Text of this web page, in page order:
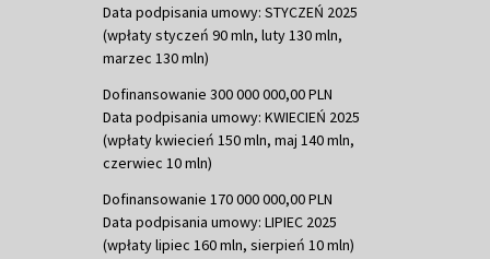
Data podpisania umowy: STYCZEŃ 2025
(wpłaty styczeń 90 mln, luty 130 mln,
marzec 130 mln)
Dofinansowanie 300 000 000,00 PLN
Data podpisania umowy: KWIECIEŃ 2025
(wpłaty kwiecień 150 mln, maj 140 mln,
czerwiec 10 mln)
Dofinansowanie 170 000 000,00 PLN
Data podpisania umowy: LIPIEC 2025
(wpłaty lipiec 160 mln, sierpień 10 mln)